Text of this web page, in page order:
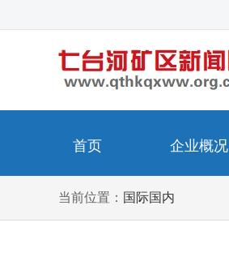
首页 企业概况
当前位置： 国际国内